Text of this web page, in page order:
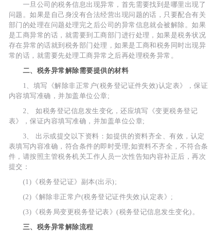
一旦公司的税务信息出现异常，首先需要找到是哪里出现了
问题。如果是自己身没有合法经营出现问题的话，只要配合有关
部门的处理在问题处理完之后公司的异常信息就会被解除。如果
是工商异常的话，就需要到工商部门进行处理，如果是税务状况
存在异常的话就到税务部门处理，如果是工商和税务同时出现异
常的话，就需要先处理工商异常之后再处理税务异常。
二、税务异常解除需要提供的材料
1、填写《解除非正常户(税务登记证件失效)认定表》，保证
内容填写准确，并加盖单位公章;
2、 如税务登记信息发生变化，还应填写《变更税务登记
表》，保证内容填写准确，并加盖单位公章;
3、 出示或提交以下资料：如提供的资料齐全、有效，认定
表填写内容准确，符合条件的即时受理;如资料不齐全，不符合条
件，请按照主管税务机关工作人员一次性告知内容补正后，再次
提交：
(1)《税务登记证》副本(出示);
(2)《解除非正常户(税务登记证件失效)认定表》;
(3)《税务局变更税务登记表》(税务登记信息发生变化)。
三、税务异常解除流程